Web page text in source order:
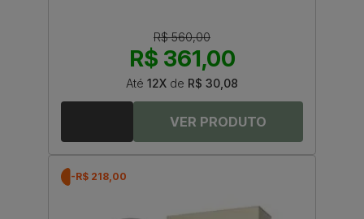
R$ 560,00
R$ 361,00
Até 12X de R$ 30,08
-R$ 218,00